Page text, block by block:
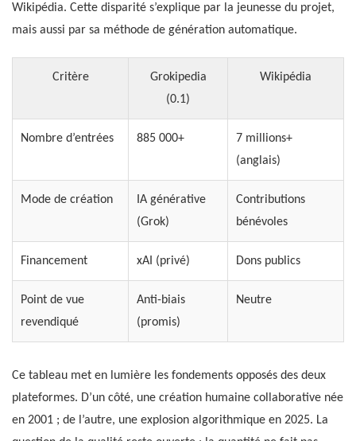
Wikipédia. Cette disparité s’explique par la jeunesse du projet,
mais aussi par sa méthode de génération automatique.
Critère
Grokipedia
(0.1)
Wikipédia
Nombre d’entrées 885 000+
7 millions+
(anglais)
Mode de création
IA générative
(Grok)
Contributions
bénévoles
Financement xAI (privé) Dons publics
Point de vue
revendiqué
Anti-biais
(promis)
Neutre
Ce tableau met en lumière les fondements opposés des deux
plateformes. D’un côté, une création humaine collaborative née
en 2001 ; de l’autre, une explosion algorithmique en 2025. La